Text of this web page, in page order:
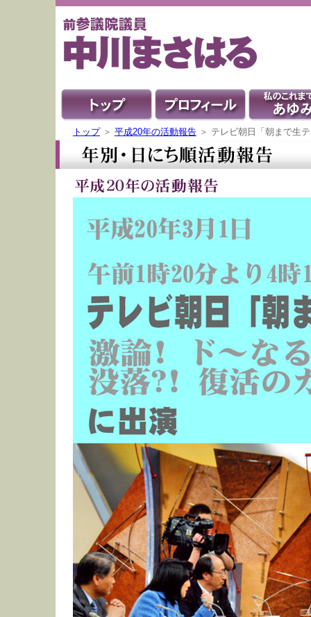
トップ＞ 平成20年の活動報告 ＞ テレビ朝日「朝まで生